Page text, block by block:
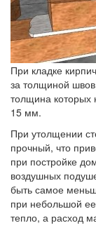
При кладке
за толщиной
толщина
15 мм.
При утолщении
прочный, что
при постройке
воздушных
быть самое
при небольшой
тепло, а расход